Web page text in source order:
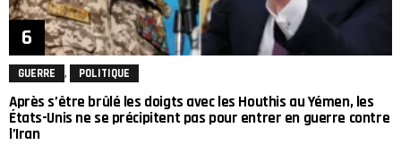
GUERRE , POLITIQUE
Après s’être brûlé les doigts avec les Houthis au Yémen, les
États-Unis ne se précipitent pas pour entrer en guerre contre
l’Iran